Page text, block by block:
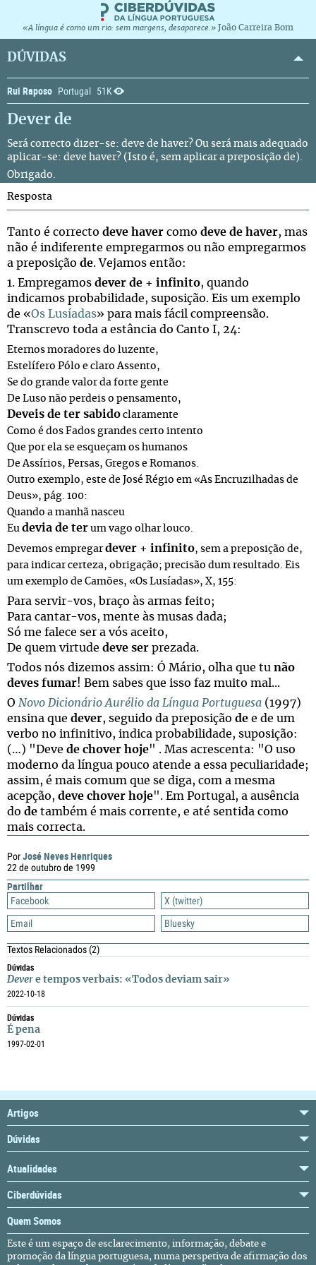
«A língua é como um rio: sem margens, desaparece.» João Carreira Bom
DÚVIDAS
Rui Raposo Portugal 51K
Dever de
Será correcto dizer-se: deve de haver? Ou será mais adequado
aplicar-se: deve haver? (Isto é, sem aplicar a preposição de).
Obrigado.
PorJosé Neves Henriques
22 de outubro de 1999
Partilhar
Facebook
X (twitter)
Email
Bluesky
Textos Relacionados(2)
Dúvidas
Dever e tempos verbais: «Todos deviam sair»
2022-10-18
Dúvidas
É pena
1997-02-01
Resposta
Tanto é correcto deve haver como deve de haver, mas
não é indiferente empregarmos ou não empregarmos
a preposição de. Vejamos então:
1. Empregamos dever de + infinito, quando
indicamos probabilidade, suposição. Eis um exemplo
de «Os Lusíadas» para mais fácil compreensão.
Transcrevo toda a estância do Canto I, 24:
Eternos moradores do luzente,
Estelífero Pólo e claro Assento,
Se do grande valor da forte gente
De Luso não perdeis o pensamento,
Deveis de ter sabido claramente
Como é dos Fados grandes certo intento
Que por ela se esqueçam os humanos
De Assírios, Persas, Gregos e Romanos.
Outro exemplo, este de José Régio em «As Encruzilhadas de
Deus», pág. 100:
Quando a manhã nasceu
Eu devia de ter um vago olhar louco.
Devemos empregardever + infinito, sem a preposição de,
para indicar certeza, obrigação; precisão dum resultado. Eis
um exemplo de Camões, «Os Lusíadas», X, 155:
Para servir-vos, braço às armas feito;
Para cantar-vos, mente às musas dada;
Só me falece ser a vós aceito,
De quem virtude deve ser prezada.
Todos nós dizemos assim: Ó Mário, olha que tu não
deves fumar! Bem sabes que isso faz muito mal...
O Novo Dicionário Aurélio da Língua Portuguesa (1997)
ensina que dever, seguido da preposição de e de um
verbo no infinitivo, indica probabilidade, suposição:
(…) "Deve de chover hoje" . Mas acrescenta: "O uso
moderno da língua pouco atende a essa peculiaridade;
assim, é mais comum que se diga, com a mesma
acepção, deve chover hoje". Em Portugal, a ausência
do de também é mais corrente, e até sentida como
mais correcta.
Artigos
Dúvidas
Atualidades
Ciberdúvidas
Quem Somos
Este é um espaço de esclarecimento, informação, debate e
promoção da língua portuguesa, numa perspetiva de afirmação dos